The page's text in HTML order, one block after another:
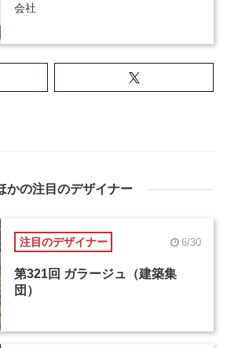
会社
かの注目のデザイナー
注目のデザイナー 6/30
第321回 ガラージュ（建築集
団）